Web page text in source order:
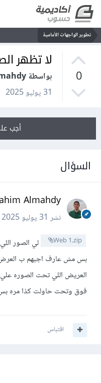
تطوير الواجهات الأمامية
0
لا تظهر
بواسطة Ibrahim Almahdy
31 يوليو 2025
أجب
السؤال
Almahdy
نشر31 يوليو 2025
Web 1.zip
لي الصور
بس مش عارف اجبهم ب
العريض اللي تحت الصوره
فوق وتحت حاولت كذا مره
اقتباس